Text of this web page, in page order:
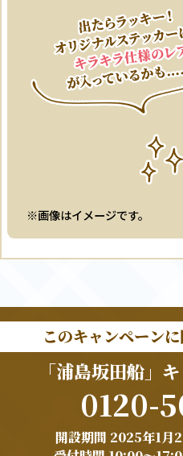
※画像はイメージです。
このキャンペーン
「浦島坂田船」
0120-
開設期間 2025年1月